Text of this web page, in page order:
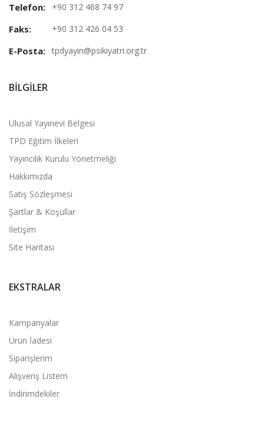
Telefon: +90 312 468 74 97
Faks: +90 312 426 04 53
E-Posta: tpdyayin@psikiyatri.org.tr
BILGILER
Ulusal Yayınevi Belgesi
TPD Eğitim İlkeleri
Yayıncılık Kurulu Yönetmeliği
Hakkımızda
Satış Sözleşmesi
Şartlar & Koşullar
İletişim
Site Haritası
EKSTRALAR
Kampanyalar
Ürün İadesi
Siparişlerim
Alışveriş Listem
İndirimdekiler